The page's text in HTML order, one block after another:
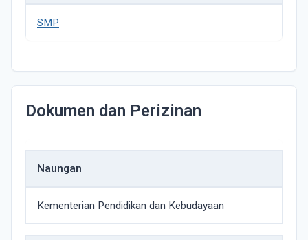
SMP
Dokumen dan Perizinan
Naungan
Kementerian Pendidikan dan Kebudayaan